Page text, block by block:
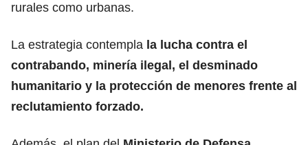
rurales como urbanas.
La estrategia contempla la lucha contra el
contrabando, minería ilegal, el desminado
humanitario y la protección de menores frente al
reclutamiento forzado.